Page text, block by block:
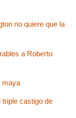
no quiere que la
a Roberto
maya
castigo de